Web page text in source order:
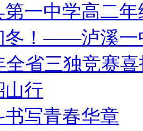
第一中学高二
冬！——泸溪
全省三独竞赛
山行
书写青春华章